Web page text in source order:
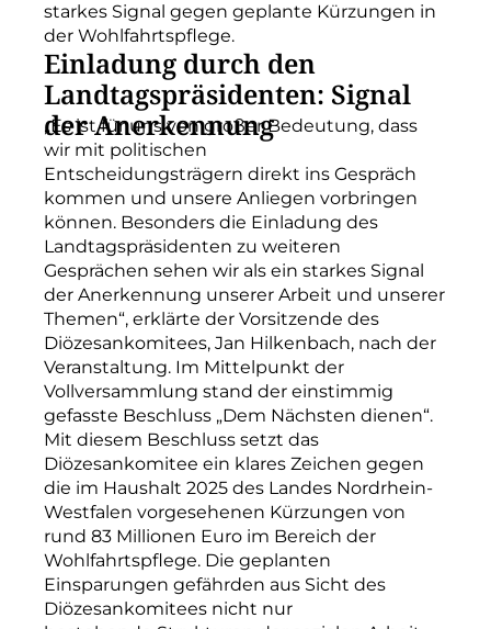
starkes Signal gegen geplante Kürzungen in
der Wohlfahrtspflege.
Einladung durch den
Landtagspräsidenten: Signal
der Anerkennung
„Es ist für uns von großer Bedeutung, dass
wir mit politischen
Entscheidungsträgern direkt ins Gespräch
kommen und unsere Anliegen vorbringen
können. Besonders die Einladung des
Landtagspräsidenten zu weiteren
Gesprächen sehen wir als ein starkes Signal
der Anerkennung unserer Arbeit und unserer
Themen“, erklärte der Vorsitzende des
Diözesankomitees, Jan Hilkenbach, nach der
Veranstaltung. Im Mittelpunkt der
Vollversammlung stand der einstimmig
gefasste Beschluss „Dem Nächsten dienen“.
Mit diesem Beschluss setzt das
Diözesankomitee ein klares Zeichen gegen
die im Haushalt 2025 des Landes Nordrhein-
Westfalen vorgesehenen Kürzungen von
rund 83 Millionen Euro im Bereich der
Wohlfahrtspflege. Die geplanten
Einsparungen gefährden aus Sicht des
Diözesankomitees nicht nur